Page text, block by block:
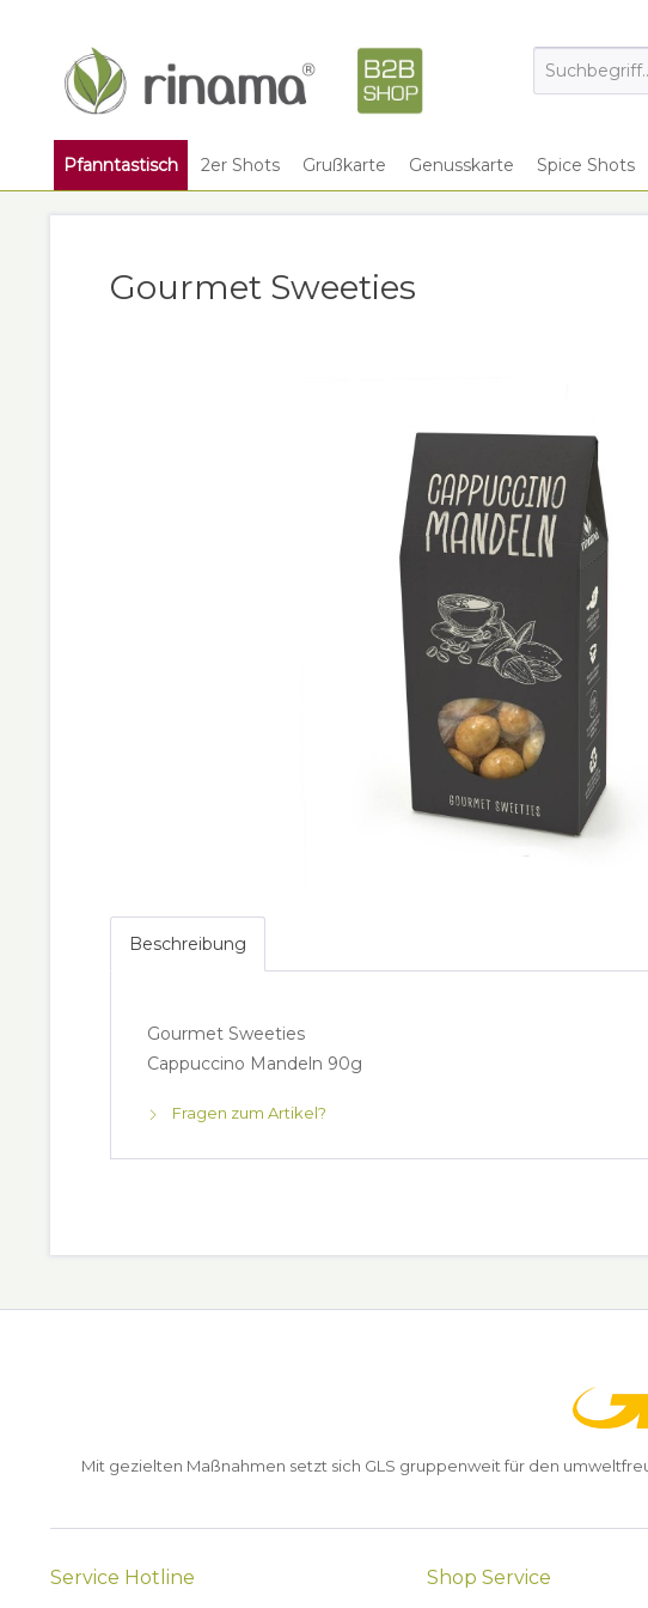
Pfanntastisch 2er Shots Grußkarte Genusskarte Spice Shots
Gourmet Sweeties
Beschreibung
Gourmet Sweeties
Cappuccino Mandeln 90g
Fragen zum Artikel?
Mit gezielten Maßnahmen setzt sich GLS gruppenweit für den
Service Hotline Shop Service